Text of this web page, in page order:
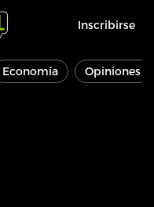
Inscribirse
Economía Opiniones